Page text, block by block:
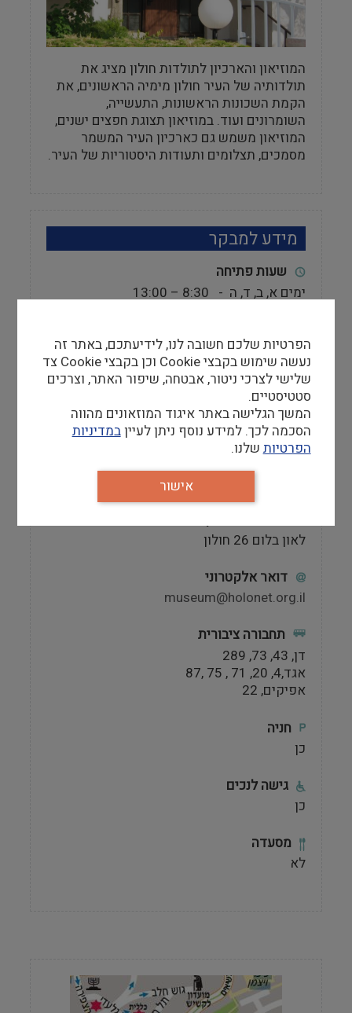
המוזיאון והארכיון לתולדות חולון מציג את
תולדותיה של העיר חולון מימיה הראשונים, את
הקמת השכונות הראשונות, התעשייה,
השומרונים ועוד. במוזיאון תצוגת חפצים ישנים,
המוזיאון משמש גם כארכיון העיר המשמר
מסמכים, תצלומים ותעודות היסטוריות של העיר.
מידע למבקר
שעות פתיחה
ימים א, ב, ד, ה - 8:30 – 13:00
אתר
http://www.infocenters.co.il/hham
טלפון
03-5050425
לאון בלום 26 חולון
דואר אלקטרוני
museum@holonet.org.il
תחבורה ציבורית
דן, 43, 73, 289
אגד,4, 20, 71 , 75 ,87
אפיקים, 22
חניה
כן
גישה לנכים
כן
מסעדה
לא
הפרטיות שלכם חשובה לנו, לידיעתכם, באתר זה
נעשה שימוש בקבצי Cookie וכן בקבצי Cookie צד
שלישי לצרכי ניטור, אבטחה, שיפור האתר, וצרכים
סטטיסטיים.
המשך הגלישה באתר איגוד המוזאונים מהווה
הסכמה לכך. למידע נוסף ניתן לעייןבמדיניות
הפרטיות שלנו.
אישור